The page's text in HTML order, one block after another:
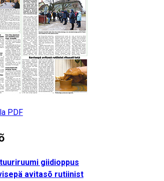
PDF
giidioppus
avitasõ rutiinist